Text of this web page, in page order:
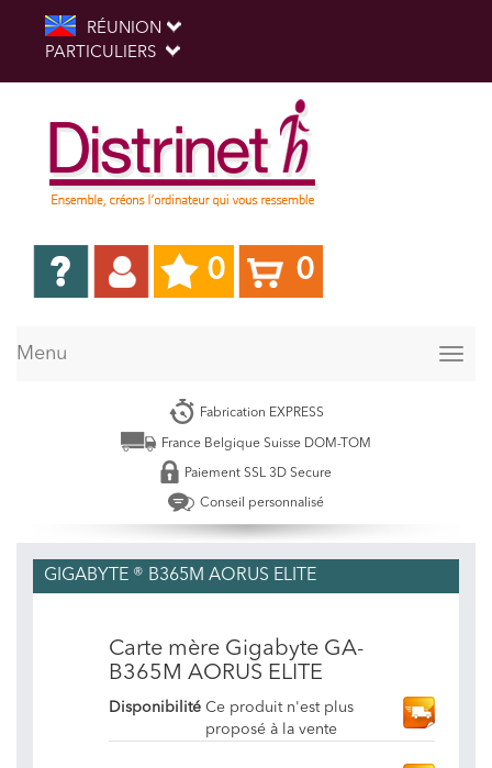
RÉUNION
PARTICULIERS
0 0
Menu
Fabrication EXPRESS
France Belgique Suisse DOM-TOM
Paiement SSL 3D Secure
Conseil personnalisé
GIGABYTE ® B365M AORUS ELITE
Carte mère Gigabyte GA-
B365M AORUS ELITE
Disponibilité Ce produit n'est plus
proposé à la vente